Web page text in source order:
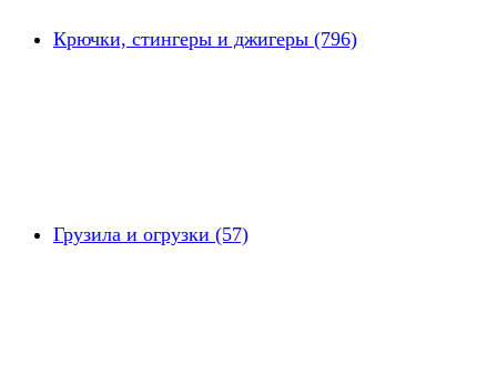
Крючки, стингеры и джигеры (796)
Грузила и огрузки (57)